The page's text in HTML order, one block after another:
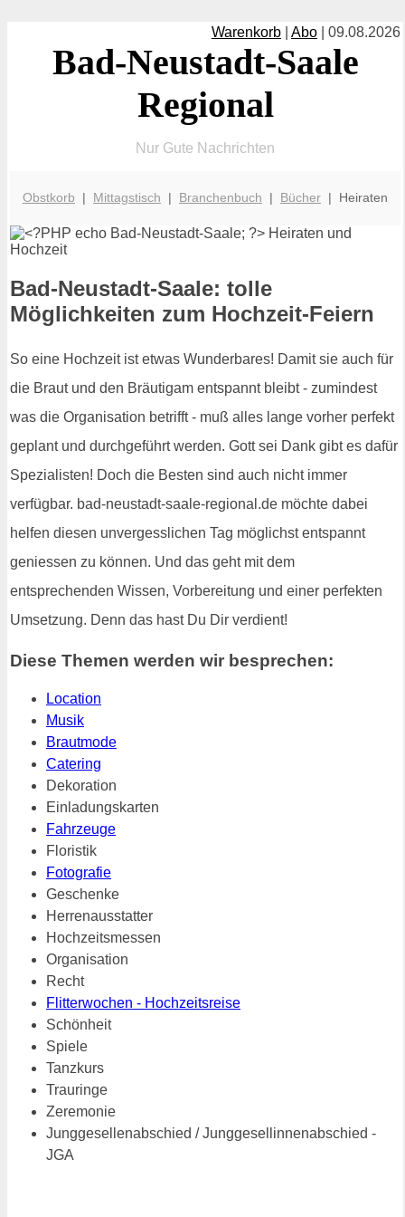
Warenkorb Abo | 09.08.2026
Bad-Neustadt-Saale
Regional
Nur Gute Nachrichten
Obstkorb | Mittagstisch | Branchenbuch | Bücher | Heiraten
Bad-Neustadt-Saale: tolle
Möglichkeiten zum Hochzeit-Feiern
So eine Hochzeit ist etwas Wunderbares! Damit sie auch für
die Braut und den Bräutigam entspannt bleibt - zumindest
was die Organisation betrifft - muß alles lange vorher perfekt
geplant und durchgeführt werden. Gott sei Dank gibt es dafür
Spezialisten! Doch die Besten sind auch nicht immer
verfügbar. bad-neustadt-saale-regional.de möchte dabei
helfen diesen unvergesslichen Tag möglichst entspannt
geniessen zu können. Und das geht mit dem
entsprechenden Wissen, Vorbereitung und einer perfekten
Umsetzung. Denn das hast Du Dir verdient!
Diese Themen werden wir besprechen:
Location
Musik
Brautmode
Catering
Dekoration
Einladungskarten
Fahrzeuge
Floristik
Fotografie
Geschenke
Herrenausstatter
Hochzeitsmessen
Organisation
Recht
Flitterwochen - Hochzeitsreise
Schönheit
Spiele
Tanzkurs
Trauringe
Zeremonie
Junggesellenabschied / Junggesellinnenabschied -
JGA